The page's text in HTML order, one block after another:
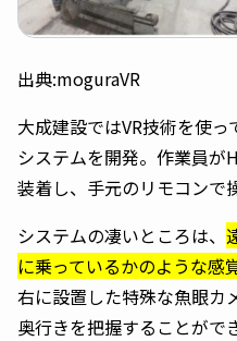
出典:moguraVR
大成建設ではVR技術を使
システムを開発。作業員が
装着し、手元のリモコンで
システムの凄いところは、
に乗っているかのような感
右に設置した特殊な魚眼カ
奥行きを把握することがで